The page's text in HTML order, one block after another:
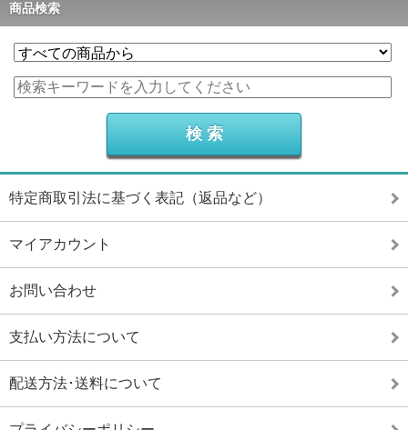
商品検索
特定商取引法に基づく表記（返品など）
マイアカウント
お問い合わせ
支払い方法について
配送方法･送料について